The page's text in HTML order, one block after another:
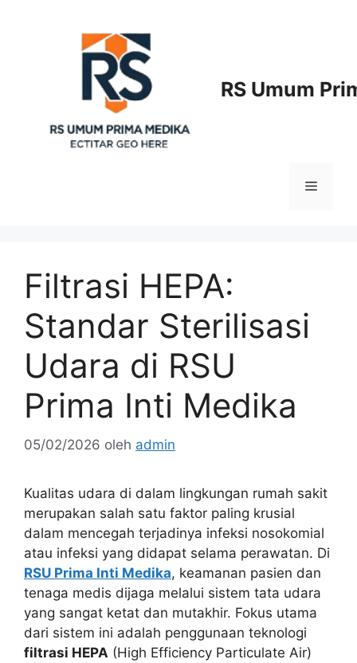
RS Umum
Menu
Filtrasi HEPA:
Standar Sterilisasi
Udara di RSU
Prima Inti Medika
05/02/2026 oleh admin
Kualitas udara di dalam lingkungan rumah sakit
merupakan salah satu faktor paling krusial
dalam mencegah terjadinya infeksi nosokomial
atau infeksi yang didapat selama perawatan. Di
RSU Prima Inti Medika, keamanan pasien dan
tenaga medis dijaga melalui sistem tata udara
yang sangat ketat dan mutakhir. Fokus utama
dari sistem ini adalah penggunaan teknologi
filtrasi HEPA (High Efficiency Particulate Air)